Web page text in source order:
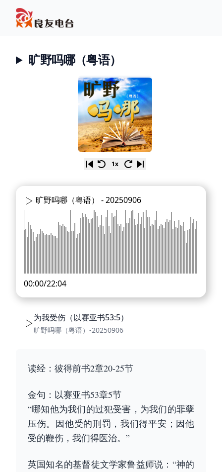
旷野吗哪（粤语）
1x
旷野吗哪（粤语） -20250906
00:00/22:04
为我受伤（以赛亚书53:5）
旷野吗哪（粤语）-20250906
读经：彼得前书2章20-25节
金句：以赛亚书53章5节
“哪知他为我们的过犯受害，为我们的罪孽
压伤。因他受的刑罚，我们得平安；因他
受的鞭伤，我们得医治。”
英国知名的基督徒文学家鲁益师说：“神的